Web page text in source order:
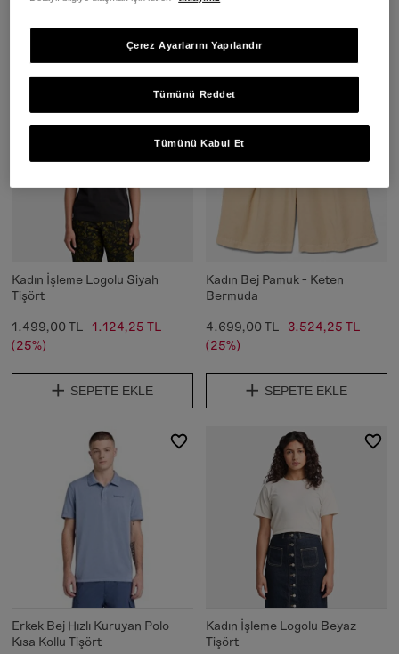
SEPETE EKLE
Kadın İşleme Logolu Siyah
Tişört
1.499,00 TL 1.124,25 TL
(25%)
SEPETE EKLE
Kadın Bej Pamuk - Keten
Bermuda
4.699,00 TL
3.524,25 TL
(25%)
SEPETE EKLE
Erkek Bej Hızlı Kuruyan Polo
Kısa Kollu Tişört
Kadın İşleme Logolu Beyaz
Tişört
Tümünü Reddet
Tümünü Kabul Et
Çerez Ayarlarını Yapılandır